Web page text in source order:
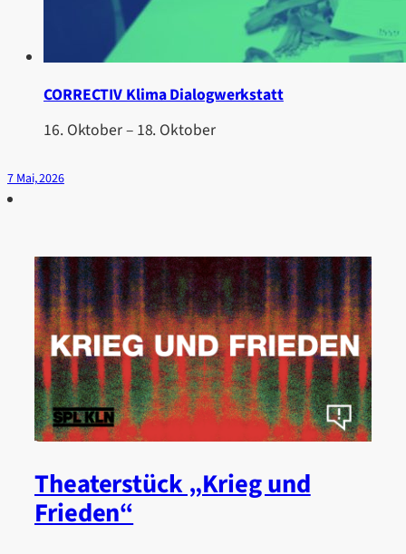
CORRECTIV Klima Dialogwerkstatt
16. Oktober– 18. Oktober
7 Mai, 2026
Theaterstück „Krieg und
Frieden“